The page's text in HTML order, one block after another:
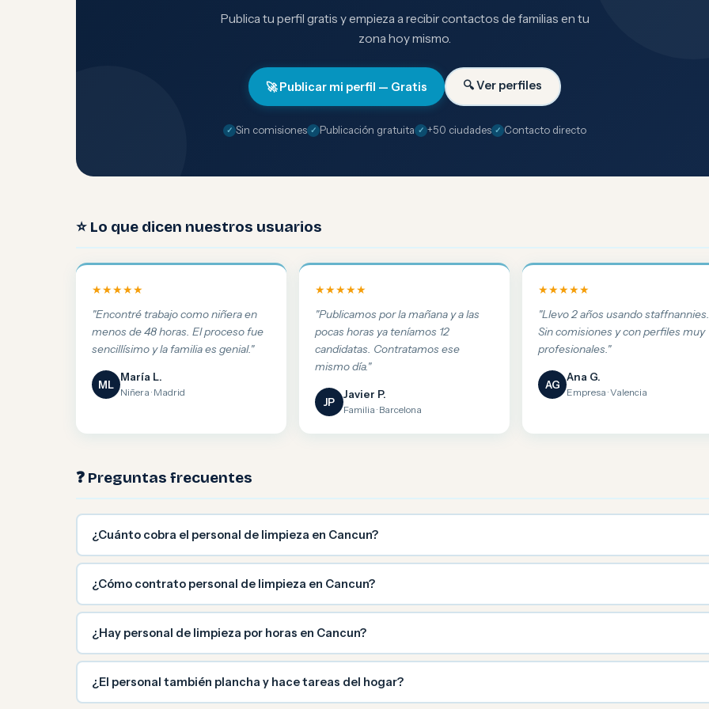
Publica tu perfil gratis y empieza a recibir contactos de familias en tu
zona hoy mismo.
🚀 Publicar mi perfil — Gratis 🔍 Ver perfiles
Sin comisiones Publicación gratuita +50 ciudades Contacto directo
⭐ Lo que dicen nuestros usuarios
★★★★★
"Encontré trabajo como niñera en
menos de 48 horas. El proceso fue
sencillísimo y la familia es genial."
ML
María L.
Niñera · Madrid
★★★★★
"Publicamos por la mañana y a las
pocas horas ya teníamos 12
candidatas. Contratamos ese
mismo día."
JP
Javier P.
Familia · Barcelona
★★★★★
"Llevo 2 años usando staffnannies.
Sin comisiones y con perfiles muy
profesionales."
AG
Ana G.
Empresa · Valencia
❓ Preguntas frecuentes
¿Cuánto cobra el personal de limpieza en Cancun?
¿Cómo contrato personal de limpieza en Cancun?
¿Hay personal de limpieza por horas en Cancun?
¿El personal también plancha y hace tareas del hogar?